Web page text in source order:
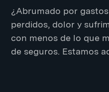
¿Abrumado por
perdidos, dolor y
con menos de lo que
de seguros. Estamos